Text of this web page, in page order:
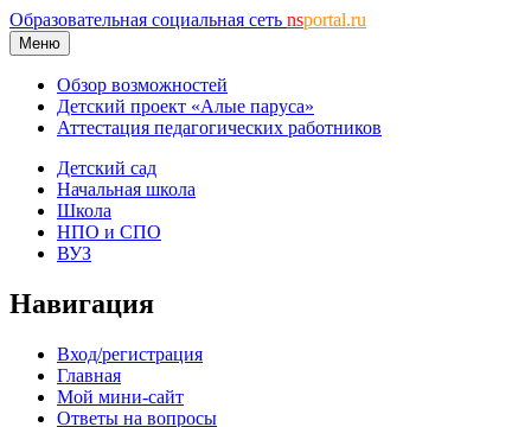
Образовательная социальная сеть nsportal.ru
Меню
Обзор возможностей
Детский проект «Алые паруса»
Аттестация педагогических работников
Детский сад
Начальная школа
Школа
НПО и СПО
ВУЗ
Навигация
Вход/регистрация
Главная
Мой мини-сайт
Ответы на вопросы